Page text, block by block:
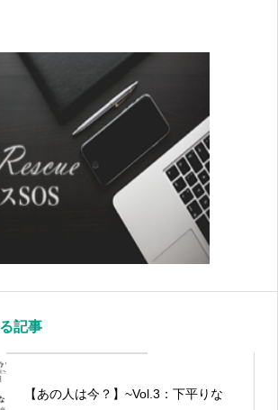
記事
【あの人は今？】~Vol.3：下平りな